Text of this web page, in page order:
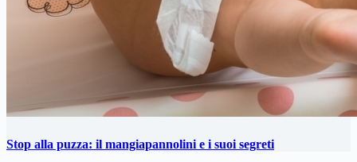
Stop alla puzza: il mangiapannolini e i suoi segreti